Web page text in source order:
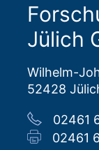
Jülich
Wilhelm-
52428
02461
02461